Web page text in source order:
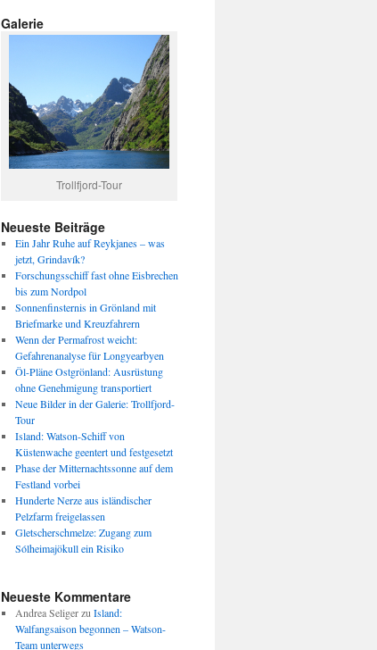
Galerie
Trollfjord-Tour
Neueste Beiträge
Ein Jahr Ruhe auf Reykjanes – was
jetzt, Grindavík?
Forschungsschiff fast ohne Eisbrechen
bis zum Nordpol
Sonnenfinsternis in Grönland mit
Briefmarke und Kreuzfahrern
Wenn der Permafrost weicht:
Gefahrenanalyse für Longyearbyen
Öl-Pläne Ostgrönland: Ausrüstung
ohne Genehmigung transportiert
Neue Bilder in der Galerie: Trollfjord-
Tour
Island: Watson-Schiff von
Küstenwache geentert und festgesetzt
Phase der Mitternachtssonne auf dem
Festland vorbei
Hunderte Nerze aus isländischer
Pelzfarm freigelassen
Gletscherschmelze: Zugang zum
Sólheimajökull ein Risiko
Neueste Kommentare
Andrea Seligerzu Island:
Walfangsaison begonnen – Watson-
Team unterwegs